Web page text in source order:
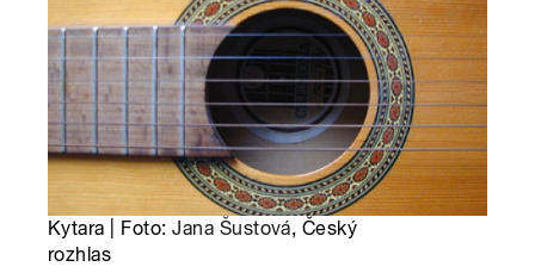
Kytara | Foto:Jana Šustová, Český
rozhlas